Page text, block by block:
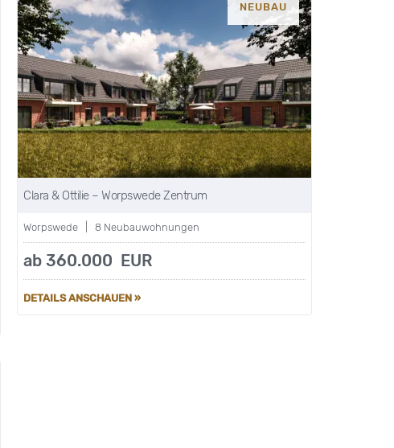
NEUBAU
Clara & Ottilie – Worpswede Zentrum
Worpswede | 8 Neubauwohnungen
ab 360.000 EUR
DETAILS ANSCHAUEN »